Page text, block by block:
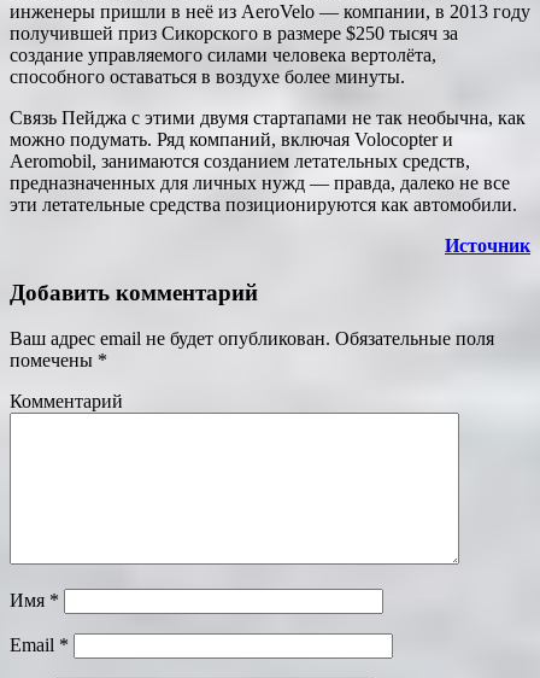
инженеры пришли в неё из AeroVelo — компании, в 2013 году
получившей приз Сикорского в размере $250 тысяч за
создание управляемого силами человека вертолёта,
способного оставаться в воздухе более минуты.
Связь Пейджа с этими двумя стартапами не так необычна, как
можно подумать. Ряд компаний, включая Volocopter и
Aeromobil, занимаются созданием летательных средств,
предназначенных для личных нужд — правда, далеко не все
эти летательные средства позиционируются как автомобили.
Источник
Добавить комментарий
Ваш адрес email не будет опубликован. Обязательные поля
помечены *
Комментарий
Имя *
Email *